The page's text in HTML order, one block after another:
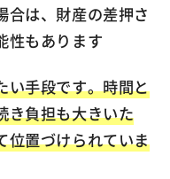
合は、財産の差押さ
性もあります
い手段です。時間と
き負担も大きいた
位置づけられていま